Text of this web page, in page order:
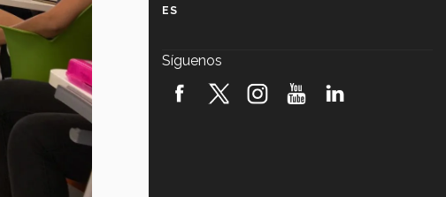
robótica FIRST 2026! (video)
ES
Síguenos